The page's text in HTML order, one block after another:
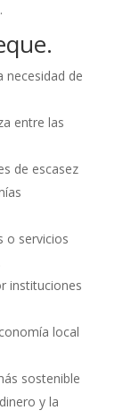
necesidad de
entre las
de escasez
o servicios
instituciones
local
sostenible
y la